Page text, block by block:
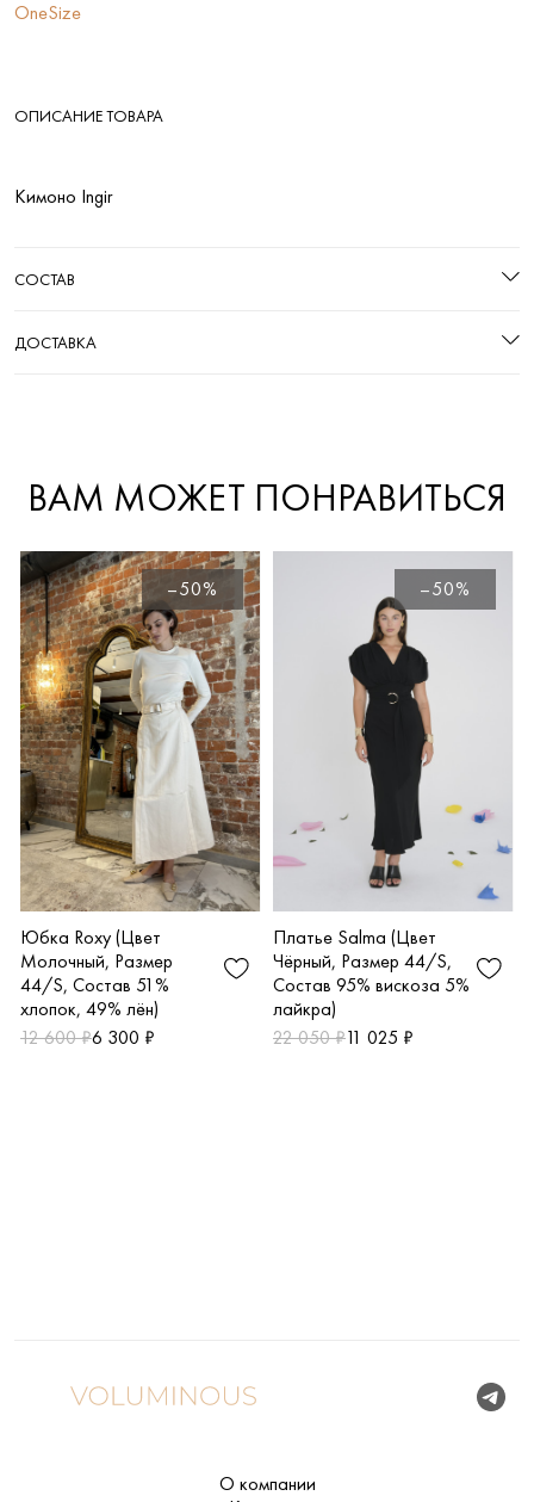
OneSize
ОПИСАНИЕ ТОВАРА
Кимоно Ingir
СОСТАВ
ДОСТАВКА
ВАМ МОЖЕТ ПОНРАВИТЬСЯ
–50%
Юбка Roxy (Цвет
Молочный, Размер
44/S, Состав 51%
хлопок, 49% лён)
12 600 ₽6 300 ₽
–50%
Платье Salma (Цвет
Чёрный, Размер 44/S,
Состав 95% вискоза 5%
лайкра)
22 050 ₽11 025 ₽
О компании